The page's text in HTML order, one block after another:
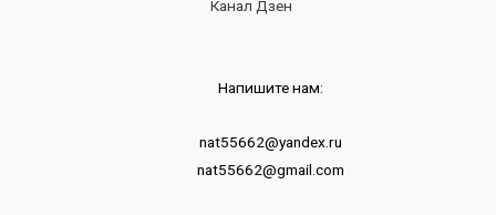
Канал Дзен
Напишите нам:
nat55662@yandex.ru
nat55662@gmail.com